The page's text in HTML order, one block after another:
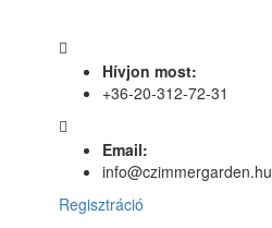
Hívjon most:
+36-20-312-72-31
Email:
info@czimmergarden.hu
Regisztráció